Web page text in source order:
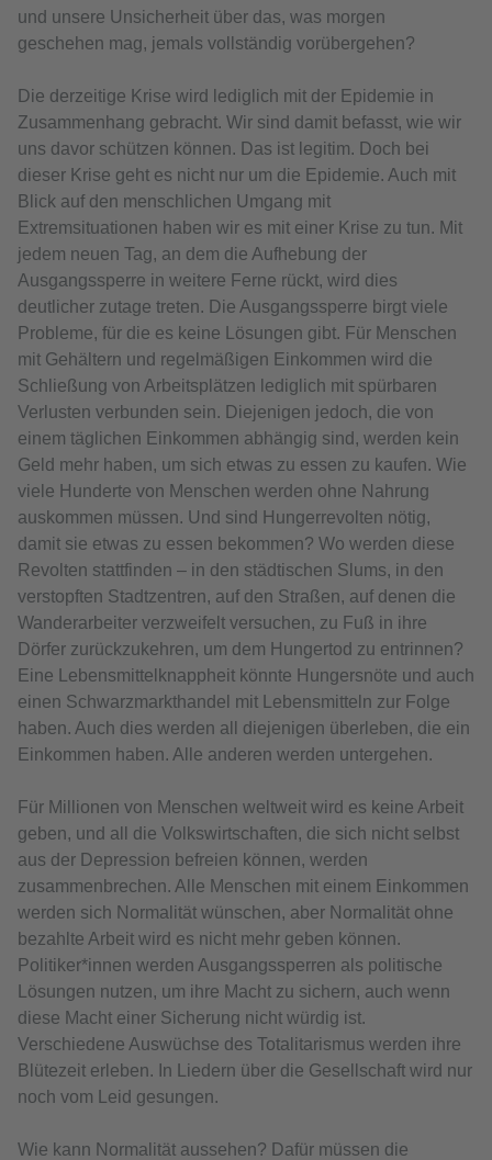
und unsere Unsicherheit über das, was morgen
geschehen mag, jemals vollständig vorübergehen?
Die derzeitige Krise wird lediglich mit der Epidemie in
Zusammenhang gebracht. Wir sind damit befasst, wie wir
uns davor schützen können. Das ist legitim. Doch bei
dieser Krise geht es nicht nur um die Epidemie. Auch mit
Blick auf den menschlichen Umgang mit
Extremsituationen haben wir es mit einer Krise zu tun. Mit
jedem neuen Tag, an dem die Aufhebung der
Ausgangssperre in weitere Ferne rückt, wird dies
deutlicher zutage treten. Die Ausgangssperre birgt viele
Probleme, für die es keine Lösungen gibt. Für Menschen
mit Gehältern und regelmäßigen Einkommen wird die
Schließung von Arbeitsplätzen lediglich mit spürbaren
Verlusten verbunden sein. Diejenigen jedoch, die von
einem täglichen Einkommen abhängig sind, werden kein
Geld mehr haben, um sich etwas zu essen zu kaufen. Wie
viele Hunderte von Menschen werden ohne Nahrung
auskommen müssen. Und sind Hungerrevolten nötig,
damit sie etwas zu essen bekommen? Wo werden diese
Revolten stattfinden – in den städtischen Slums, in den
verstopften Stadtzentren, auf den Straßen, auf denen die
Wanderarbeiter verzweifelt versuchen, zu Fuß in ihre
Dörfer zurückzukehren, um dem Hungertod zu entrinnen?
Eine Lebensmittelknappheit könnte Hungersnöte und auch
einen Schwarzmarkthandel mit Lebensmitteln zur Folge
haben. Auch dies werden all diejenigen überleben, die ein
Einkommen haben. Alle anderen werden untergehen.
Für Millionen von Menschen weltweit wird es keine Arbeit
geben, und all die Volkswirtschaften, die sich nicht selbst
aus der Depression befreien können, werden
zusammenbrechen. Alle Menschen mit einem Einkommen
werden sich Normalität wünschen, aber Normalität ohne
bezahlte Arbeit wird es nicht mehr geben können.
Politiker*innen werden Ausgangssperren als politische
Lösungen nutzen, um ihre Macht zu sichern, auch wenn
diese Macht einer Sicherung nicht würdig ist.
Verschiedene Auswüchse des Totalitarismus werden ihre
Blütezeit erleben. In Liedern über die Gesellschaft wird nur
noch vom Leid gesungen.
Wie kann Normalität aussehen? Dafür müssen die